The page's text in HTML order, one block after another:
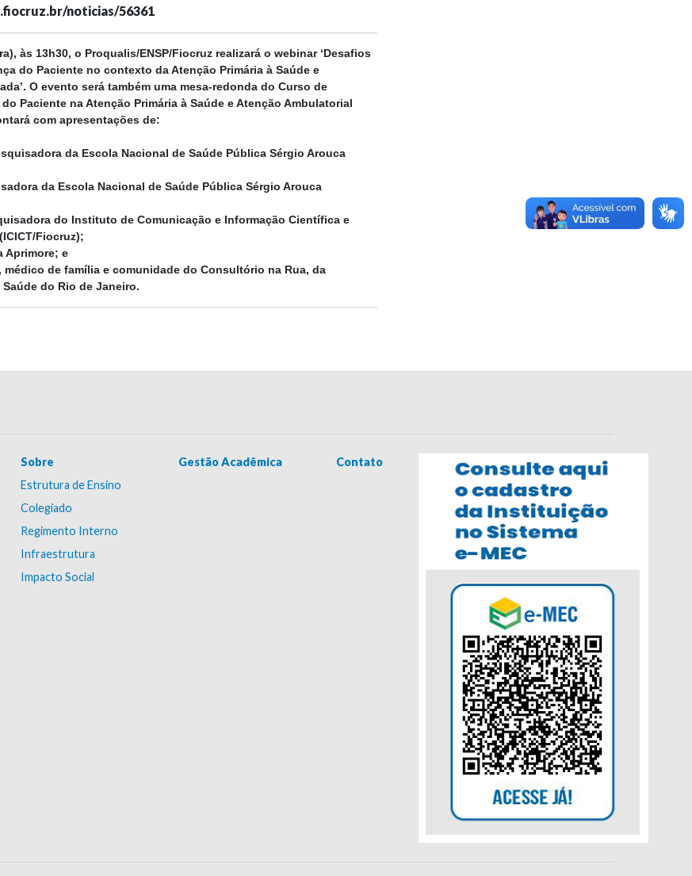
noticias/56361
às 13h30, o Proqualis/ENSP/Fiocruz realizará o webinar ‘Desafios
do Paciente no contexto da Atenção Primária à Saúde e
O evento será também uma mesa-redonda do Curso de
Paciente na Atenção Primária à Saúde e Atenção Ambulatorial
com apresentações de:
da Escola Nacional de Saúde Pública Sérgio Arouca
da Escola Nacional de Saúde Pública Sérgio Arouca
do Instituto de Comunicação e Informação Científica e
Fiocruz);
Aprimore; e
médico de família e comunidade do Consultório na Rua, da
do Rio de Janeiro.
Sobre
Estrutura de Ensino
Colegiado
Regimento Interno
Infraestrutura
Impacto Social
Gestão Acadêmica Contato